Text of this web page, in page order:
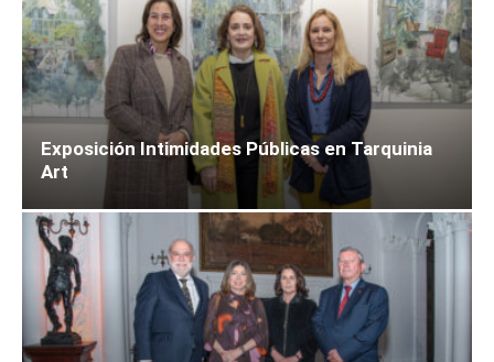
Exposición Intimidades Públicas en Tarquinia
Art